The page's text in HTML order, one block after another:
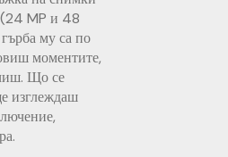
(24 MP и 48
му са по
моментите,
Що се
изглеждаш